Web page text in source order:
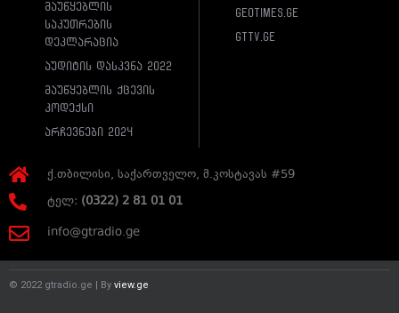
მაუწყებლის
საკუთრების
დეკლარაცია
აუდიტის დასკვნა 2022
მაუწყებლის ქცევის
კოდექსი
არჩევნები 2024
geotimes.ge
gttv.ge
ქ.თბილისი, საქართველო, მ.კოსტავას #59
ტელ: (0322) 2 81 01 01
info@gtradio.ge
© 2022 gtradio.ge | By view.ge